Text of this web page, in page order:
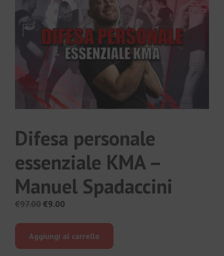
Difesa personale
essenziale KMA –
Manuel Spadaccini
€97.00Il
era:
€9.00
è:
Aggiungi al carrello